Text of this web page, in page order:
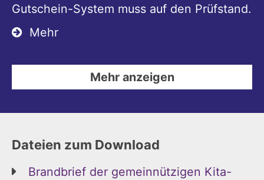
Gutschein-System muss auf den Prüfstand.
Mehr
Mehr anzeigen
Dateien zum Download
Brandbrief der gemeinnützigen Kita-